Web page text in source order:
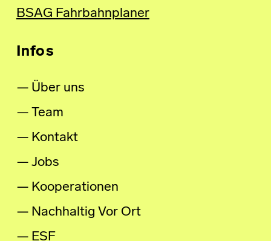
BSAG Fahrbahnplaner
Infos
Über uns
Team
Kontakt
Jobs
Kooperationen
Nachhaltig Vor Ort
ESF